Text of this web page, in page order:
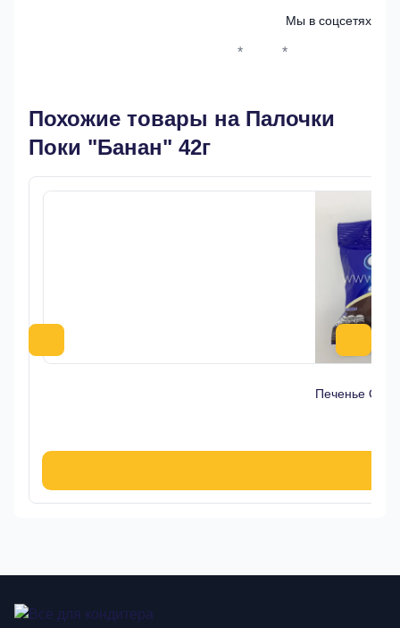
Мы в соцсетях
* *
Похожие товары на Палочки
Поки "Банан" 42г
Печенье